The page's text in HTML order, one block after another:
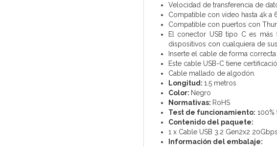
Velocidad de transferencia de
Compatible con vídeo hasta 4k a
Compatible con puertos con
El conector USB tipo C es
dispositivos con cualquiera de
Inserte el cable de forma
Este cable USB-C tiene
Cable mallado de algodón.
Longitud: 1.5 metros
Color: Negro
Normativas: RoHS
Test de funcionamiento: 100%
Contenido del paquete:
1 x Cable USB 3.2 Gen2x2
Información del embalaje: